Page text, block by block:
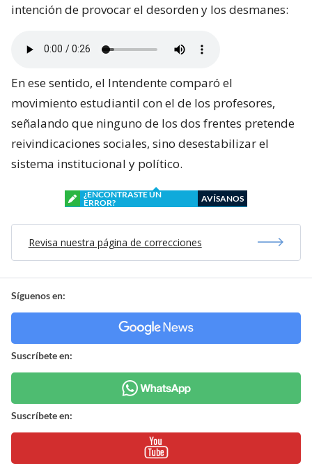
intención de provocar el desorden y los desmanes:
En ese sentido, el Intendente comparó el
movimiento estudiantil con el de los profesores,
señalando que ninguno de los dos frentes pretende
reivindicaciones sociales, sino desestabilizar el
sistema institucional y político.
¿ENCONTRASTE UN
ERROR?
AVÍSANOS
Revisa nuestra página de correcciones
Síguenos en:
Suscríbete en:
Suscríbete en: